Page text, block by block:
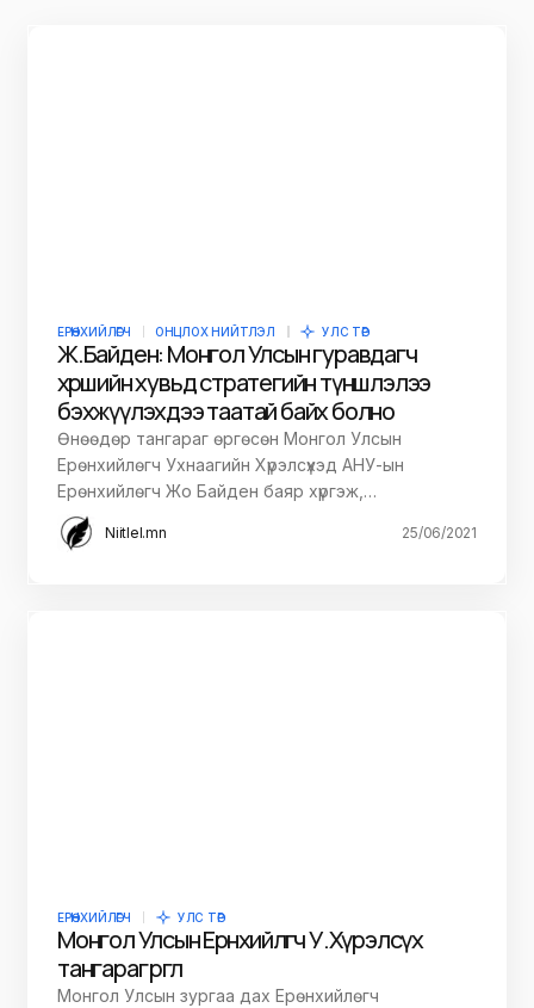
ЕРӨНХИЙЛӨГЧ ОНЦЛОХ НИЙТЛЭЛ УЛС ТӨР
Ж.Байден: Монгол Улсын гуравдагч
хөршийн хувьд стратегийн түншлэлээ
бэхжүүлэхдээ таатай байх болно
Өнөөдөр тангараг өргөсөн Монгол Улсын
Ерөнхийлөгч Ухнаагийн Хүрэлсүхэд АНУ-ын
Ерөнхийлөгч Жо Байден баяр хүргэж,…
Niitlel.mn 25/06/2021
ЕРӨНХИЙЛӨГЧ УЛС ТӨР
Монгол Улсын Ерөнхийлөгч У.Хүрэлсүх
тангараг өргөлөө
Монгол Улсын зургаа дах Ерөнхийлөгч